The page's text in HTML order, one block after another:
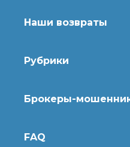
Наши возвраты
Рубрики
Брокеры-
FAQ